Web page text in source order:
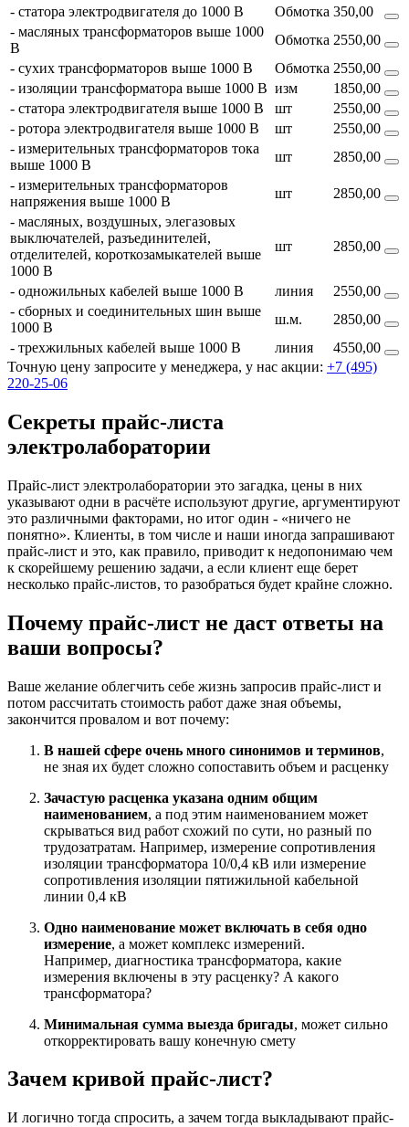
- статора электродвигателя до 1000 В
Обмотка 350,00
- масляных трансформаторов выше 1000
В
Обмотка 2550,00
- сухих трансформаторов выше 1000 В
Обмотка 2550,00
- изоляции трансформатора выше 1000 В изм
1850,00
- статора электродвигателя выше 1000 В
шт
2550,00
- ротора электродвигателя выше 1000 В
шт
2550,00
- измерительных трансформаторов тока
выше 1000 В
шт
2850,00
- измерительных трансформаторов
напряжения выше 1000 В
шт
2850,00
- масляных, воздушных, элегазовых
выключателей, разъединителей,
отделителей, короткозамыкателей выше
1000 В
шт 2850,00
- одножильных кабелей выше 1000 В линия
2550,00
- сборных и соединительных шин выше
1000 В
ш.м.
2850,00
- трехжильных кабелей выше 1000 В
линия
4550,00
Точную цену запросите у менеджера, у нас акции: +7 (495)
220-25-06
Секреты прайс-листа
электролаборатории
Прайс-лист электролаборатории это загадка, цены в них
указывают одни в расчёте используют другие, аргументируют
это различными факторами, но итог один - «ничего не
понятно». Клиенты, в том числе и наши иногда запрашивают
прайс-лист и это, как правило, приводит к недопонимаю чем
к скорейшему решению задачи, а если клиент еще берет
несколько прайс-листов, то разобраться будет крайне сложно.
Почему прайс-лист не даст ответы на
ваши вопросы?
Ваше желание облегчить себе жизнь запросив прайс-лист и
потом рассчитать стоимость работ даже зная объемы,
закончится провалом и вот почему:
В нашей сфере очень много синонимов и терминов,
не зная их будет сложно сопоставить объем и расценку
Зачастую расценка указана одним общим
наименованием, а под этим наименованием может
скрываться вид работ схожий по сути, но разный по
трудозатратам. Например, измерение сопротивления
изоляции трансформатора 10/0,4 кВ или измерение
сопротивления изоляции пятижильной кабельной
линии 0,4 кВ
Одно наименование может включать в себя одно
измерение, а может комплекс измерений.
Например, диагностика трансформатора, какие
измерения включены в эту расценку? А какого
трансформатора?
Минимальная сумма выезда бригады, может сильно
откорректировать вашу конечную смету
Зачем кривой прайс-лист?
И логично тогда спросить, а зачем тогда выкладывают прайс-